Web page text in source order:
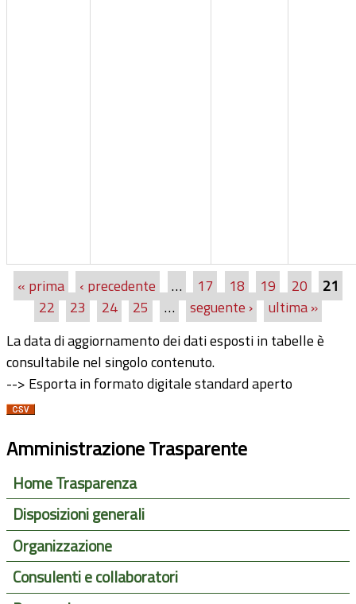
Pagine
« prima ‹ precedente … 17 18 19 20
21
22
23 24 25 … seguente ›
ultima »
La data di aggiornamento dei dati esposti in tabelle è
consultabile nel singolo contenuto.
--> Esporta in formato digitale standard aperto
Amministrazione Trasparente
Home Trasparenza
Disposizioni generali
Organizzazione
Consulenti e collaboratori